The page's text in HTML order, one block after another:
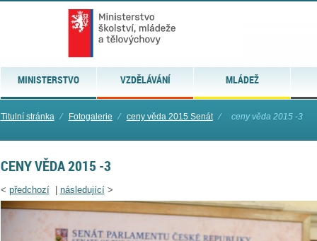
MINISTERSTVO VZDĚLÁVÁNÍ MLÁDEŽ
Titulní stránka ⁄ Fotogalerie ⁄ ceny věda 2015 Senát ⁄ ceny věda 2015 -3
CENY VĚDA 2015 -3
< předchozí| následující>